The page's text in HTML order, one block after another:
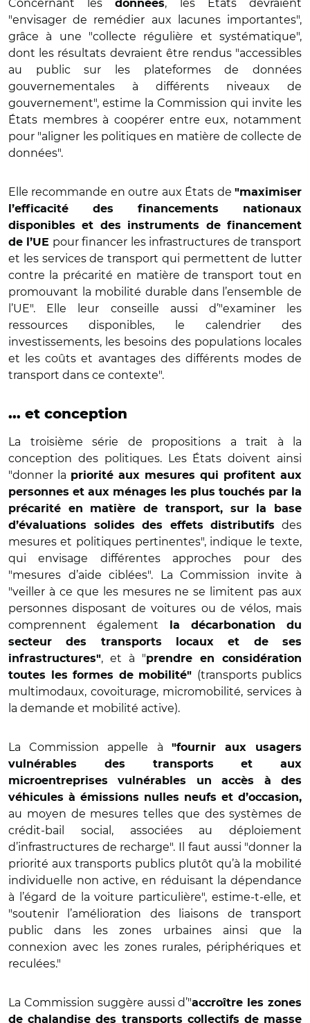
Concernant lesdonnées, les États devraient
"envisager de remédier aux lacunes importantes",
grâce à une "collecte régulière et systématique",
dont les résultats devraient être rendus "accessibles
au public sur les plateformes de données
gouvernementales à différents niveaux de
gouvernement", estime la Commission qui invite les
États membres à coopérer entre eux, notamment
pour "aligner les politiques en matière de collecte de
données".
Elle recommande en outre aux États de "maximiser
l’efficacité des financements nationaux
disponibles et des instruments de financement
de l’UE pour financer les infrastructures de transport
et les services de transport qui permettent de lutter
contre la précarité en matière de transport tout en
promouvant la mobilité durable dans l’ensemble de
l’UE". Elle leur conseille aussi d’"examiner les
ressources disponibles, le calendrier des
investissements, les besoins des populations locales
et les coûts et avantages des différents modes de
transport dans ce contexte".
... et conception
La troisième série de propositions a trait à la
conception des politiques. Les États doivent ainsi
"donner la priorité aux mesures qui profitent aux
personnes et aux ménages les plus touchés par la
précarité en matière de transport, sur la base
d’évaluations solides des effets distributifs
des
mesures et politiques pertinentes", indique le texte,
qui envisage différentes approches pour des
"mesures d’aide ciblées". La Commission invite à
"veiller à ce que les mesures ne se limitent pas aux
personnes disposant de voitures ou de vélos, mais
comprennent également
la décarbonation du
secteur des transports locaux et de ses
infrastructures", et à "prendre en considération
toutes les formes de mobilité" (transports publics
multimodaux, covoiturage, micromobilité, services à
la demande et mobilité active).
La Commission appelle à
"fournir aux usagers
vulnérables des transports et aux
microentreprises vulnérables un accès à des
véhicules à émissions nulles neufs et d’occasion,
au moyen de mesures telles que des systèmes de
crédit-bail social, associées au déploiement
d’infrastructures de recharge". Il faut aussi "donner la
priorité aux transports publics plutôt qu’à la mobilité
individuelle non active, en réduisant la dépendance
à l’égard de la voiture particulière", estime-t-elle, et
"soutenir l’amélioration des liaisons de transport
public dans les zones urbaines ainsi que la
connexion avec les zones rurales, périphériques et
reculées."
La Commission suggère aussi d’"accroître les zones
de chalandise des transports collectifs de masse